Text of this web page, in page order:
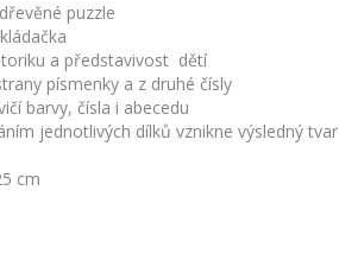
puzzle
a představivost dětí
písmenky a z druhé čísly
barvy, čísla i abecedu
jednotlivých dílků vznikne výsledný tvar
cm